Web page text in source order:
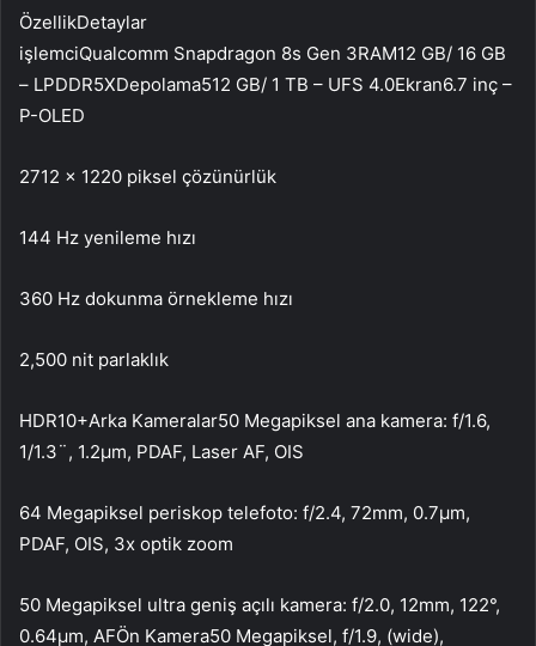
ÖzellikDetaylar
işlemciQualcomm Snapdragon 8s Gen 3RAM12 GB/ 16 GB
– LPDDR5XDepolama512 GB/ 1 TB – UFS 4.0Ekran6.7 inç –
P-OLED
2712 x 1220 piksel çözünürlük
144 Hz yenileme hızı
360 Hz dokunma örnekleme hızı
2,500 nit parlaklık
HDR10+Arka Kameralar50 Megapiksel ana kamera: f/1.6,
1/1.3¨, 1.2µm, PDAF, Laser AF, OIS
64 Megapiksel periskop telefoto: f/2.4, 72mm, 0.7µm,
PDAF, OIS, 3x optik zoom
50 Megapiksel ultra geniş açılı kamera: f/2.0, 12mm, 122°,
0.64µm, AFÖn Kamera50 Megapiksel, f/1.9, (wide),